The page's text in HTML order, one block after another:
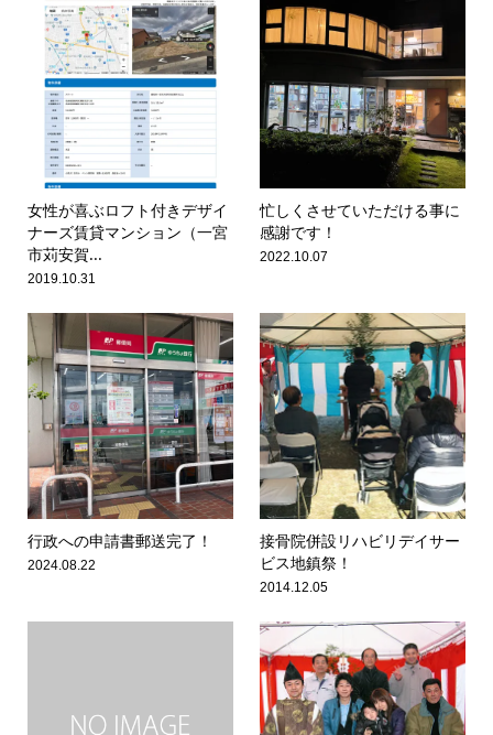
女性が喜ぶロフト付きデザイ
ナーズ賃貸マンション（一宮
市苅安賀...
2019.10.31
忙しくさせていただける事に
感謝です！
2022.10.07
行政への申請書郵送完了！
2024.08.22
接骨院併設リハビリデイサー
ビス地鎮祭！
2014.12.05